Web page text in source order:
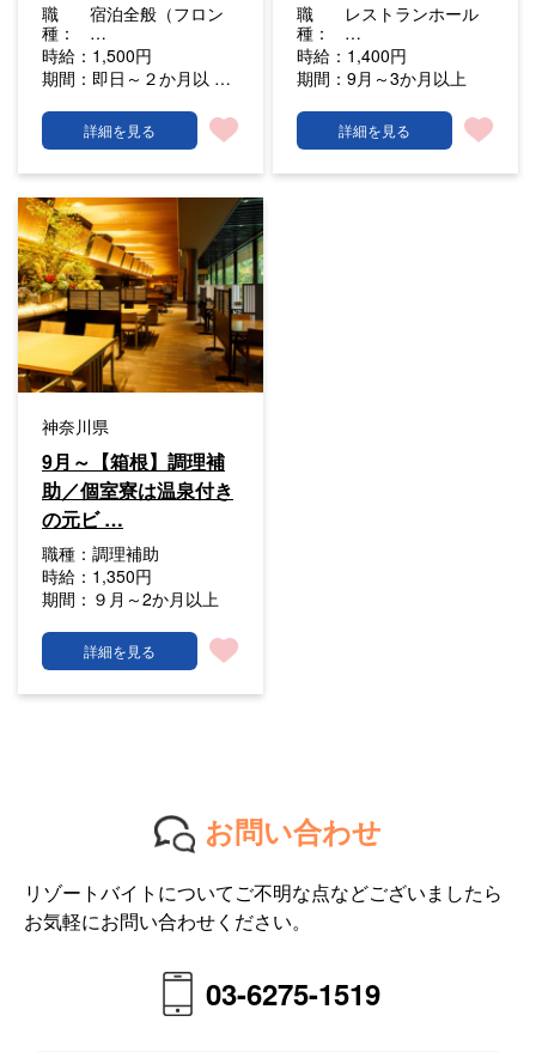
職
種：
宿泊全般（フロン
…
時給： 1,500円
期間： 即日～２か月以 …
詳細を見る
職
種：
レストランホール
…
時給： 1,400円
期間：9月～3か月以上
詳細を見る
神奈川県
9月～【箱根】調理補
助／個室寮は温泉付き
の元ビ …
職種： 調理補助
時給： 1,350円
期間： ９月～2か月以上
詳細を見る
お問い合わせ
リゾートバイトについてご不明な点などございましたら
お気軽にお問い合わせください。
03-6275-1519